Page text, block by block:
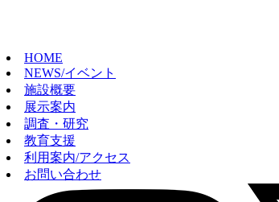
HOME
NEWS/イベント
施設概要
展示案内
調査・研究
教育支援
利用案内/アクセス
お問い合わせ